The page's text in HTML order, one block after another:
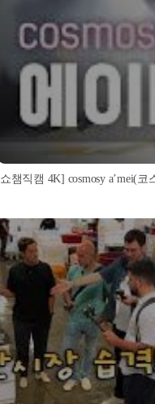
챔직캠 4K] cosmosy a’mei(